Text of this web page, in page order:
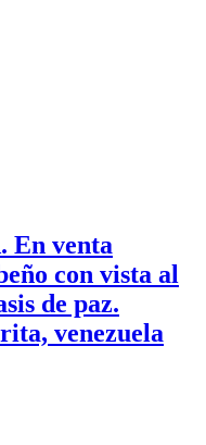
En venta
con vista al
de paz.
venezuela